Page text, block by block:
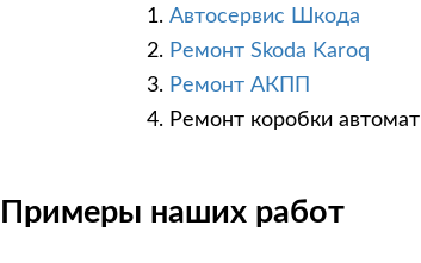
Автосервис Шкода
Ремонт Skoda Karoq
Ремонт АКПП
Ремонт коробки автомат
Примеры наших работ